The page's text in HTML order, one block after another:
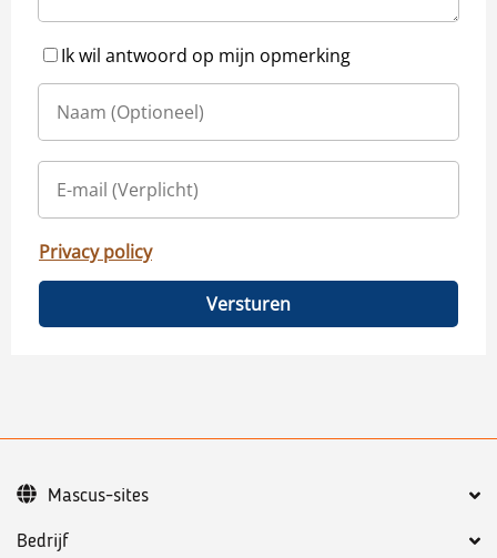
Ik wil antwoord op mijn opmerking
Privacy policy
Versturen
Bedrijf
Mascus-sites